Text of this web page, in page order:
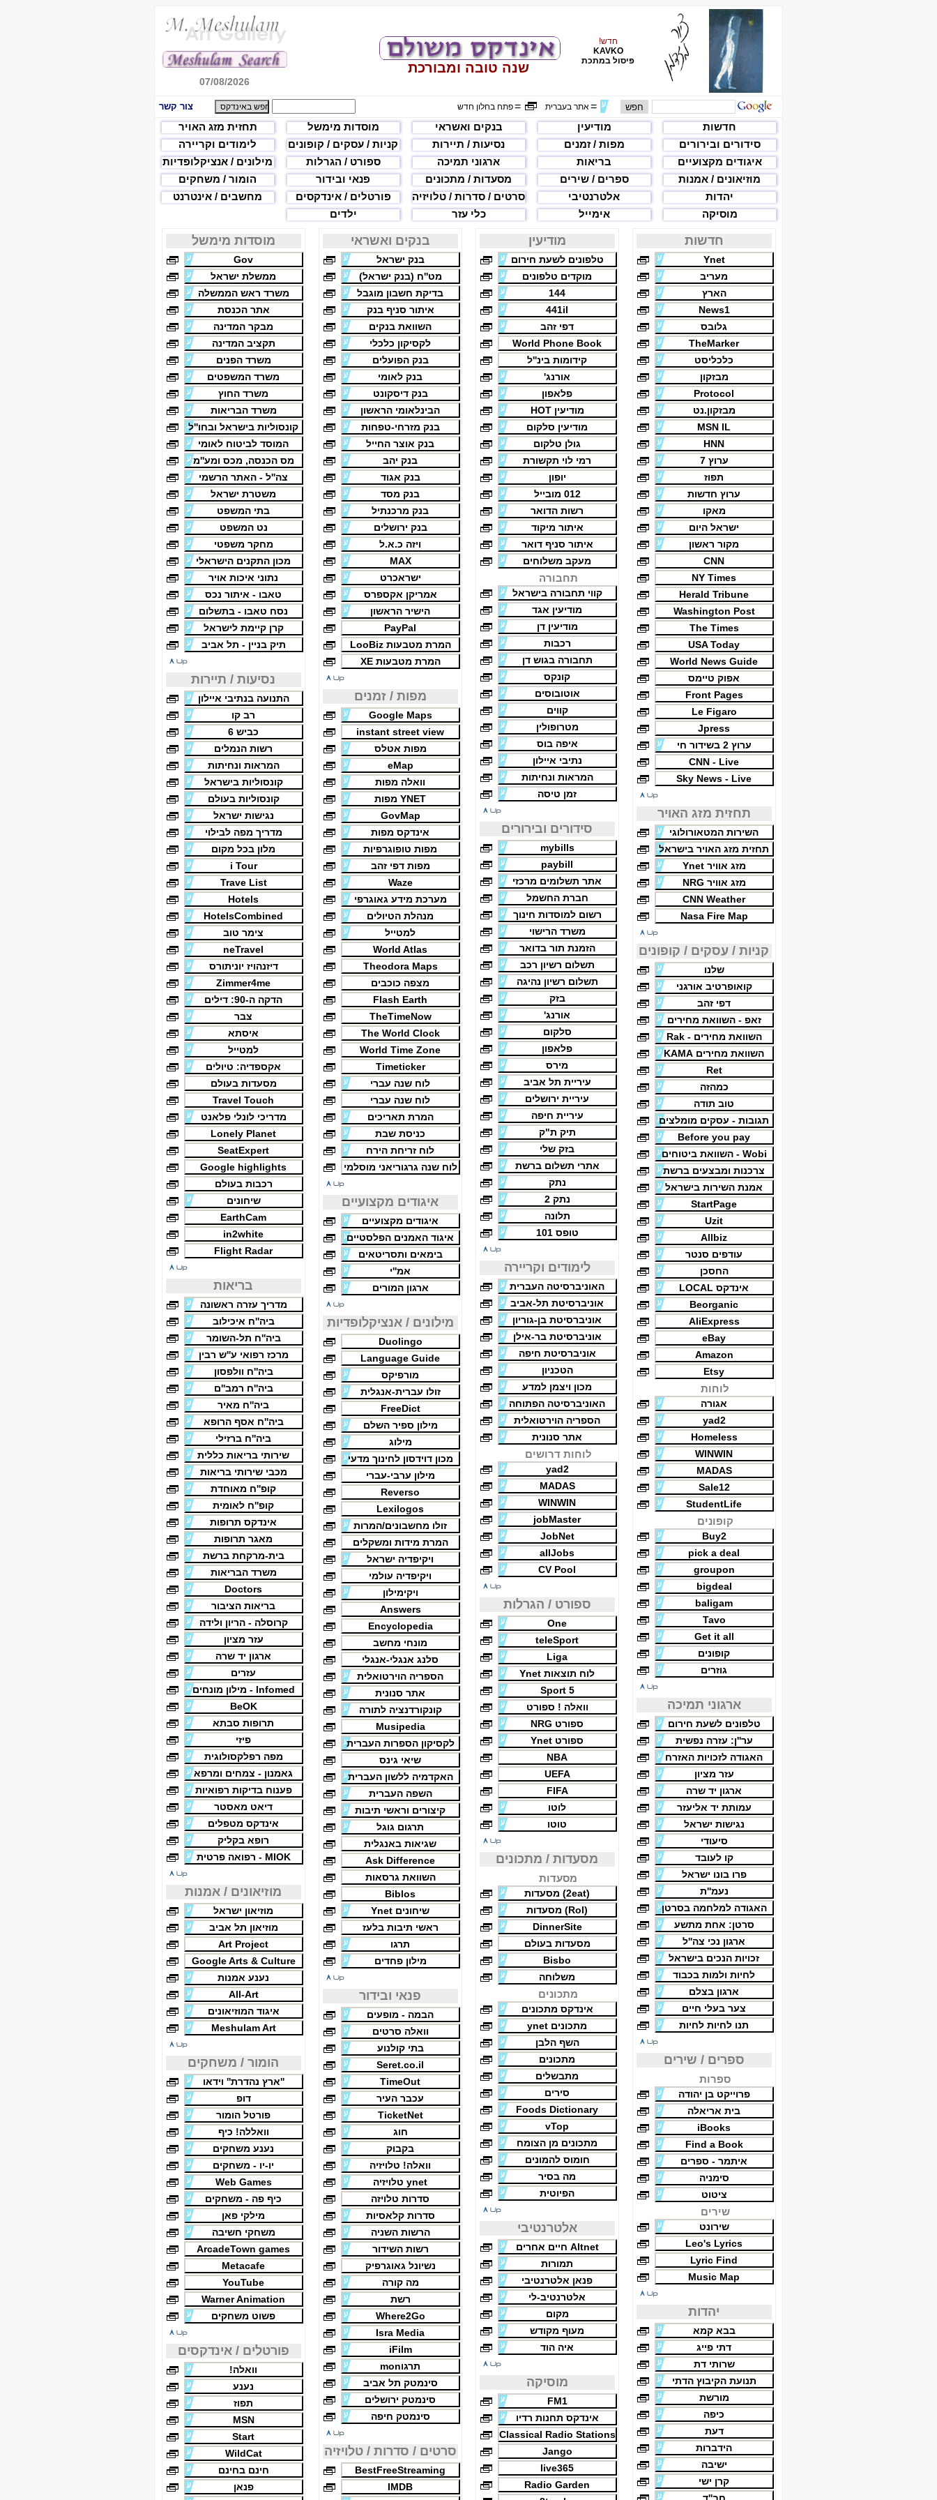
07/08/2026
שנה טובה ומבורכת
חדש!
KAVKO
פיסול במתכת
צור קשר פתח בחלון חדש= אתר בעברית=
חדשות
מודיעין בנקים ואשראי מוסדות מימשל
תחזית מזג האויר
סידורים ובירורים
מפות / זמנים נסיעות / תיירות קניות / עסקים / קופונים
לימודים וקריירה
איגודים מקצועיים
בריאות ארגוני תמיכה ספורט / הגרלות
מילונים / אנציקלופדיות
מוזיאונים / אמנות
ספרים / שירים מסעדות / מתכונים פנאי ובידור
הומור / משחקים
יהדות
אלטרנטיבי סרטים / סדרות / טלויזיה פורטלים / אינדקסים
מחשבים / אינטרנט
מוסיקה
אימייל כלי עזר ילדים
חדשות
Ynet
מעריב
הארץ
News1
גלובס
TheMarker
כלכליסט
מבזקון
Protocol
מבזקון.נט
MSN IL
HNN
ערוץ 7
תפוז
ערוץ חדשות
מאקו
ישראל היום
מקור ראשון
CNN
NY Times
Herald Tribune
Washington Post
The Times
USA Today
World News Guide
אפוק טיימס
Front Pages
Le Figaro
Jpress
ערוץ 2 בשידור חי
CNN - Live
Sky News - Live
תחזית מזג האויר
השירות המטאורולוגי
תחזית מזג האויר בישראל
מזג אוויר Ynet
מזג אוויר NRG
CNN Weather
Nasa Fire Map
קניות / עסקים / קופונים
שלנו
קואופרטיב אורגני
דפי זהב
זאפ - השוואת מחירים
השוואת מחירים - Rak
השוואת מחירים KAMA
Ret
כמהזה
טוב תודה
תגובות - עסקים מומלצים
Before you pay
Wobi - השוואת ביטוחים
צרכנות ומבצעים ברשת
אמנת השירות בישראל
StartPage
Uzit
Allbiz
עודפים סנטר
החסכן
אינדקס LOCAL
Beorganic
AliExpress
eBay
Amazon
Etsy
לוחות
אגורה
yad2
Homeless
WINWIN
MADAS
Sale12
StudentLife
קופונים
Buy2
pick a deal
groupon
bigdeal
baligam
Tavo
Get it all
קופונים
גוזרים
ארגוני תמיכה
טלפונים לשעת חירום
ער''ן: עזרה נפשית
האגודה לזכויות האזרח
עזר מציון
ארגון יד שרה
עמותת יד אליעזר
נגישות ישראל
סיעודי
קו לעובד
פרו בונו ישראל
נעמ''ת
האגודה למלחמה בסרטן
סרטן: אחת מתשע
ארגון נכי צה''ל
זכויות הנכים בישראל
לחיות ולמות בכבוד
ארגון בצלם
צער בעלי חיים
תנו לחיות לחיות
ספרים / שירים
ספרות
פרוייקט בן יהודה
בית אריאלה
iBooks
Find a Book
איתמר - ספרים
סימניה
ציטוט
שירים
שירונט
Leo's Lyrics
Lyric Find
Music Map
יהדות
בבא קמא
דתי פייג
שרותי דת
תנועת הקיבוץ הדתי
מורשת
כיפה
דעת
הידברות
ישיבה
קרן ישי
מודיעין
טלפונים לשעת חירום
מוקדים טלפונים
144
441il
דפי זהב
World Phone Book
קידומות בינ''ל
אורנג'
פלאפון
מודיעין HOT
מודיעין סלקום
גולן טלקום
רמי לוי תקשורת
יופון
012 מובייל
רשות הדואר
איתור מיקוד
איתור סניף דואר
מעקב משלוחים
תחבורה
קווי תחבורה בישראל
מודיעין אגד
מודיעין דן
רכבות
תחבורה בגוש דן
קונקס
אוטובוסים
קווים
מטרופולין
איפה בוס
נתיבי איילון
המראות ונחיתות
זמן טיסה
סידורים ובירורים
mybills
paybill
אתר תשלומים מרכזי
חברת החשמל
רשום למוסדות חינוך
משרד הרישוי
הזמנת תור בדואר
תשלום רשיון רכב
תשלום רשיון נהיגה
בזק
אורנג'
סלקום
פלאפון
מירס
עיריית תל אביב
עיריית ירושלים
עיריית חיפה
תיק ת"ק
בזק שלי
אתרי תשלום ברשת
נתק
נתק 2
תלונה
טופס 101
לימודים וקריירה
האוניברסיטה העברית
אוניברסיטת תל-אביב
אוניברסיטת בן-גוריון
אוניברסיטת בר-אילן
אוניברסיטת חיפה
הטכניון
מכון ויצמן למדע
האוניברסיטה הפתוחה
הספריה הוירטואלית
אתר סנונית
לוחות דרושים
yad2
MADAS
WINWIN
jobMaster
JobNet
allJobs
CV Pool
ספורט / הגרלות
One
teleSport
Liga
לוח תוצאות Ynet
Sport 5
וואלה ! ספורט
ספורט NRG
ספורט Ynet
NBA
UEFA
FIFA
לוטו
טוטו
מסעדות / מתכונים
מסעדות
(2eat) מסעדות
(Rol) מסעדות
DinnerSite
מסעדות בעולם
Bisbo
משלוחה
מתכונים
אינדקס מתכונים
מתכונים ynet
השף הלבן
מתכונים
מתבשלים
סירים
Foods Dictionary
vTop
מתכונים מן הצומח
חומוס להמונים
מה בסיר
הפיוטית
אלטרנטיבי
Altnet חיים אחרים
תמורות
פנאן אלטרנטיבי
אלטרנטיב-לי
מקום
מעוף מקודש
איה הוד
מוסיקה
FM1
אינדקס תחנות רדיו
Classical Radio Stations
Jango
live365
Radio Garden
בנקים ואשראי
בנק ישראל
מט''ח (בנק ישראל)
בדיקת חשבון מוגבל
איתור סניף בנק
השוואת בנקים
לקסיקון כלכלי
בנק הפועלים
בנק לאומי
בנק דיסקונט
הבינלאומי הראשון
בנק מזרחי-טפחות
בנק אוצר החייל
בנק יהב
בנק אגוד
בנק מסד
בנק מרכנתיל
בנק ירושלים
ויזה כ.א.ל
MAX
ישראכרט
אמריקן אקספרס
הישיר הראשון
PayPal
המרת מטבעות LooBiz
המרת מטבעות XE
מפות / זמנים
Google Maps
instant street view
מפות אטלס
eMap
וואלה מפות
YNET מפות
GovMap
אינדקס מפות
מפות טופוגרפיות
מפות דפי זהב
Waze
מערכת מידע גאוגרפי
מנהלת הטיולים
למטייל
World Atlas
Theodora Maps
מצפה כוכבים
Flash Earth
TheTimeNow
The World Clock
World Time Zone
Timeticker
לוח שנה עברי
לוח שנה עברי
המרת תאריכים
כניסת שבת
לוח זריחת הירח
לוח שנה גרגוריאני מוסלמי
איגודים מקצועיים
איגודים מקצועיים
איגוד האמנים הפלסטיים
בימאים ותסריטאים
אמ''י
ארגון המורים
מילונים / אנציקלופדיות
Duolingo
Language Guide
מורפיקס
זולו עברית-אנגלית
FreeDict
מילון ספיר השלם
מילוג
מכון דוידסון לחינוך מדעי
מילון ערבי-עברי
Reverso
Lexilogos
זולו מחשבונים/המרות
המרת מידות ומשקלים
ויקיפדיה ישראל
ויקיפדיה עולמי
ויקימילון
Answers
Encyclopedia
מונחי מחשב
סלנג אנגלי-אנגלי
הספריה הוירטואלית
אתר סנונית
קונקורדנציה לתורה
Musipedia
לקסיקון הספרות העברית
שיאי גינס
האקדמיה ללשון העברית
השפה העברית
קיצורים וראשי תיבות
תרגום גוגל
שגיאות באנגלית
Ask Difference
השוואת גרסאות
Biblos
שיחונים Ynet
ראשי תיבות בלעז
תרגו
מילון פחדים
פנאי ובידור
הבמה - מופעים
וואלה סרטים
בתי קולנוע
Seret.co.il
TimeOut
עכבר העיר
TicketNet
חוג
בקבוק
וואלה! טלויזיה
ynet טלויזיה
סדרות טלויזה
סדרות קלאסיות
הרשות השניה
רשות השידור
נשיונל גאוגרפיק
מה קורה
רשת
Where2Go
Isra Media
iFilm
תרגוmon
סינמטק תל אביב
סינמטק ירושלים
סינמטק חיפה
סרטים / סדרות / טלויזיה
BestFreeStreaming
IMDB
מוסדות מימשל
Gov
ממשלת ישראל
משרד ראש הממשלה
אתר הכנסת
מבקר המדינה
תקציב המדינה
משרד הפנים
משרד המשפטים
משרד החוץ
משרד הבריאות
קונסוליות בישראל ובחו''ל
המוסד לביטוח לאומי
מס הכנסה, מכס ומע''מ
צה''ל - האתר הרשמי
משטרת ישראל
בתי המשפט
נט המשפט
מחקר משפטי
מכון התקנים הישראלי
נתוני איכות אויר
טאבו - איתור נכס
נסח טאבו - בתשלום
קרן קיימת לישראל
תיק בניין - תל אביב
נסיעות / תיירות
התנועה בנתיבי איילון
רב קו
כביש 6
רשות הנמלים
המראות ונחיתות
קונסוליות בישראל
קונסוליות בעולם
נגישות ישראל
מדריך מפה לבילוי
מלון בכל מקום
i Tour
Trave List
Hotels
HotelsCombined
צימר טוב
neTravel
דיזנהויז יוניתורס
Zimmer4me
הדקה ה-90: דילים
צבר
איסתא
למטייל
אקספדיה: טיולים
מסעדות בעולם
Travel Touch
מדריכי לונלי פלאנט
Lonely Planet
SeatExpert
Google highlights
רכבות בעולם
שיחונים
EarthCam
in2white
Flight Radar
בריאות
מדריך עזרה ראשונה
ביה''ח איכילוב
ביה''ח תל-השומר
מרכז רפואי ע''ש רבין
ביה''ח וולפסון
ביה''ח רמב''ם
ביה''ח מאיר
ביה''ח אסף הרופא
ביה''ח ברזילי
שירותי בריאות כללית
מכבי שירותי בריאות
קופ''ח מאוחדת
קופ''ח לאומית
אינדקס תרופות
מאגר תרופות
בית-מרקחת ברשת
משרד הבריאות
Doctors
בריאות הציבור
קרוסלה - הריון ולידה
עזר מציון
ארגון יד שרה
עזרים
Infomed - מילון מונחים
BeOK
תרופות סבתא
פיזי
מפה רפלקסולוגית
גאמנון - צמחים ומרפא
פענוח בדיקות רפואיות
דיאט מאסטר
אינדקס מטפלים
רופא בקליק
MIOK - רפואה פרטית
מוזיאונים / אמנות
מוזיאון ישראל
מוזיאון תל אביב
Art Project
Google Arts & Culture
נענע אמנות
All-Art
איגוד המוזיאונים
Meshulam Art
הומור / משחקים
''ארץ נהדרת'' וידאו
דופ
פורטל הומור
וואללה! כיף
נענע משחקים
יו-יו - משחקים
Web Games
כיף פה - משחקים
מילקי פאן
משחקי חשיבה
ArcadeTown games
Metacafe
YouTube
Warner Animation
פשוט משחקים
פורטלים / אינדקסים
וואלה!
נענע
תפוז
MSN
Start
WildCat
חינם בחינם
פנאן